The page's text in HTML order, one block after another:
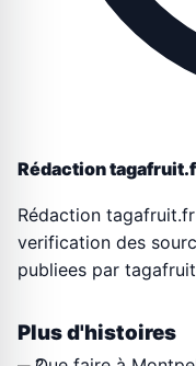
Rédaction
Rédaction
verification des
publiees par
Plus d'histoires